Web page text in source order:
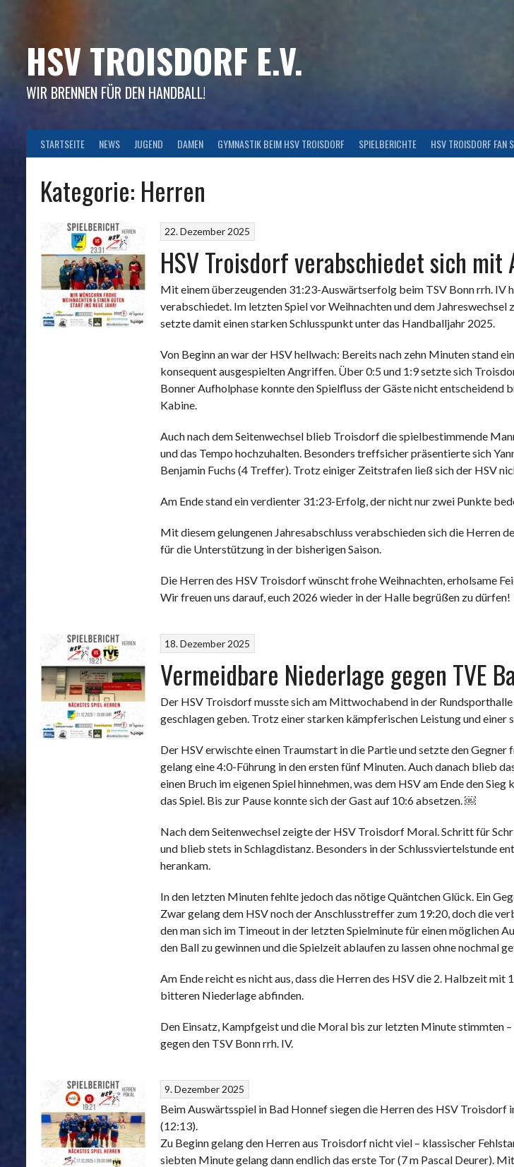
HSV TROISDORF E.V.
WIR BRENNEN FÜR DEN HANDBALL!
STARTSEITE NEWS JUGEND DAMEN GYMNASTIK BEIM HSV TROISDORF SPIELBERICHTE HSV TROISDORF FAN
Kategorie: Herren
22. Dezember 2025
HSV Troisdorf verabschiedet sich
Mit einem überzeugenden 31:23-Auswärtserfolg beim TSV Bonn rrh. IV
verabschiedet. Im letzten Spiel vor Weihnachten und dem
setzte damit einen starken Schlusspunkt unter das Handballjahr 2025.
Von Beginn an war der HSV hellwach: Bereits nach zehn Minuten stand
konsequent ausgespielten Angriffen. Über 0:5 und 1:9 setzte sich
Bonner Aufholphase konnte den Spielfluss der Gäste nicht
Kabine.
Auch nach dem Seitenwechsel blieb Troisdorf die spielbestimmende
und das Tempo hochzuhalten. Besonders treffsicher präsentierte sich
Benjamin Fuchs (4 Treffer). Trotz einiger Zeitstrafen ließ sich der HSV
Am Ende stand ein verdienter 31:23-Erfolg, der nicht nur zwei Punkte
Mit diesem gelungenen Jahresabschluss verabschieden sich die Herren
für die Unterstützung in der bisherigen Saison.
Die Herren des HSV Troisdorf wünscht frohe Weihnachten, erholsame
Wir freuen uns darauf, euch 2026 wieder in der Halle begrüßen zu dürfen!
18. Dezember 2025
Vermeidbare Niederlage gegen TVE
Der HSV Troisdorf musste sich am Mittwochabend in der
geschlagen geben. Trotz einer starken kämpferischen Leistung und einer
Der HSV erwischte einen Traumstart in die Partie und setzte den
gelang eine 4:0-Führung in den ersten fünf Minuten. Auch danach blieb
einen Bruch im eigenen Spiel hinnehmen, was dem HSV am Ende den
das Spiel. Bis zur Pause konnte sich der Gast auf 10:6 absetzen. ￼
Nach dem Seitenwechsel zeigte der HSV Troisdorf Moral. Schritt für
und blieb stets in Schlagdistanz. Besonders in der Schlussviertelstunde
herankam.
In den letzten Minuten fehlte jedoch das nötige Quäntchen Glück. Ein
Zwar gelang dem HSV noch der Anschlusstreffer zum 19:20, doch die
den man sich im Timeout in der letzten Spielminute für einen möglichen
den Ball zu gewinnen und die Spielzeit ablaufen zu lassen ohne nochmal
Am Ende reicht es nicht aus, dass die Herren des HSV die 2. Halbzeit
bitteren Niederlage abfinden.
Den Einsatz, Kampfgeist und die Moral bis zur letzten Minute stimmten
gegen den TSV Bonn rrh. IV.
9. Dezember 2025
Beim Auswärtsspiel in Bad Honnef siegen die Herren des HSV
(12:13).
Zu Beginn gelang den Herren aus Troisdorf nicht viel – klassischer
siebten Minute gelang dann endlich das erste Tor (7 m Pascal Deurer).